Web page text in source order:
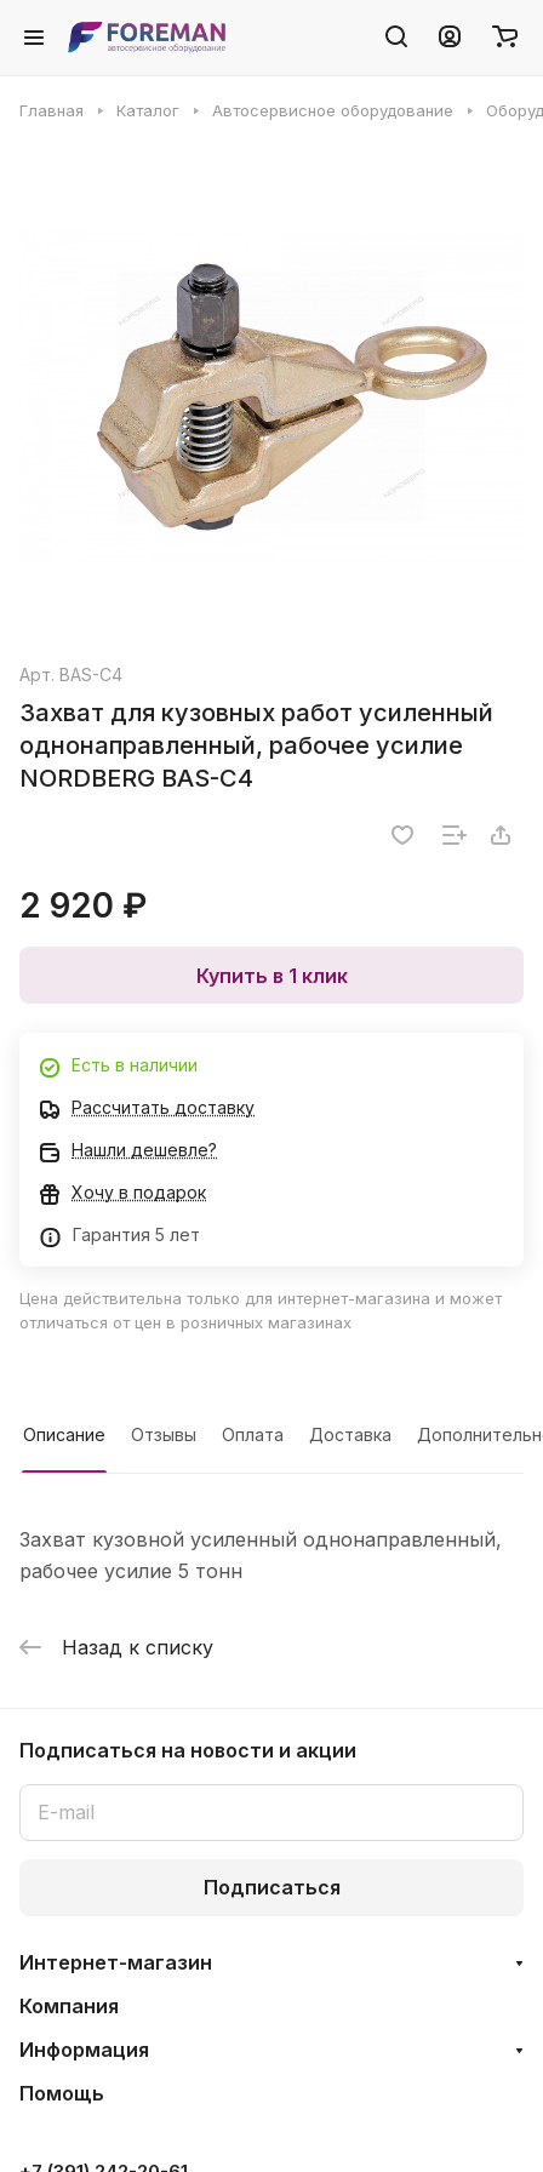
Главная Каталог Автосервисное оборудование
Арт. BAS-C4
Захват для кузовных работ усиленный
однонаправленный, рабочее усилие
NORDBERG BAS-C4
2 920 ₽
Купить в 1 клик
Есть в наличии
Рассчитать доставку
Нашли дешевле?
Хочу в подарок
Гарантия 5 лет
Цена действительна только для интернет-магазина и может
отличаться от цен в розничных магазинах
Описание Отзывы Оплата Доставка
Захват кузовной усиленный однонаправленный,
рабочее усилие 5 тонн
Назад к списку
Подписаться на новости и акции
Подписаться
Интернет-магазин
Компания
Информация
Помощь